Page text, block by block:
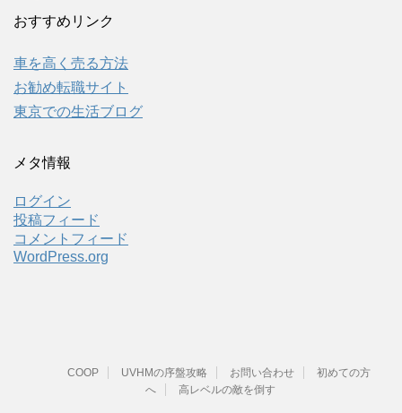
おすすめリンク
車を高く売る方法
お勧め転職サイト
東京での生活ブログ
メタ情報
ログイン
投稿フィード
コメントフィード
WordPress.org
COOP UVHMの序盤攻略 お問い合わせ
初めての方
へ
高レベルの敵を倒す